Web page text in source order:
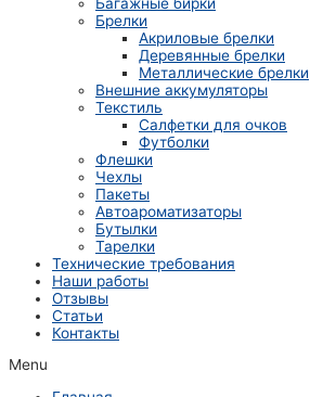
Брелки
Акриловые брелки
Деревянные брелки
Металлические брелки
Внешние аккумуляторы
Текстиль
Салфетки для очков
Футболки
Флешки
Чехлы
Пакеты
Автоароматизаторы
Бутылки
Тарелки
Технические требования
Наши работы
Отзывы
Статьи
Контакты
Menu